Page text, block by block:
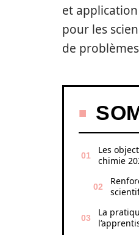
et
pour les
de
Les
chimie
La